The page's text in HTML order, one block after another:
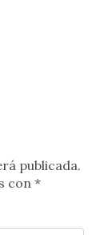
publicada.
con *